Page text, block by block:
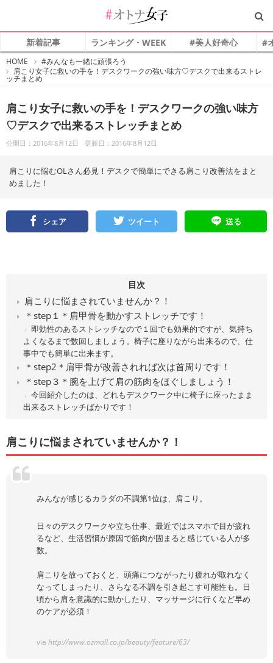
新着記事 ランキング・WEEK #美人好奇心 #
HOME
オ
ト
ナ
#みんなも一緒に頑張ろう
肩こり女子に救いの手を！デスクワークの強い味方♡デスクで出来るストレ
ッチまとめ
肩こり女子に救いの手を！デスクワークの強い味方
♡デスクで出来るストレッチまとめ
公開日：2016年8月12日 更新日：2016年8月12日
肩こりに悩むOLさん必見！デスクで簡単にできる肩こり改善法をまと
めました！
シェア ツイート 送る
目次
肩こりに悩まされていませんか？！
＊step１＊肩甲骨を動かすストレッチです！
即効性のあるストレッチなので１回でも効果的ですが、気持ち
よくなるまで数回しましょう。椅子に座りながら出来るので、仕
事中でも簡単に出来ます。
＊step2＊肩甲骨が改善されれば次は首周りです！
＊step３＊腕を上げて肩の筋肉をほぐしましょう！
今回紹介したのは、どれもデスクワーク中に椅子に座ったまま
出来るストレッチばかりです！
肩こりに悩まされていませんか？！
みんなが感じるカラダの不調第1位は、肩こり。
日々のデスクワークや立ち仕事、最近ではスマホで目が疲れ
るなど、生活習慣が原因で筋肉が固まると感じている人が多
数。
肩こりを放っておくと、頭痛につながったり疲れが取れなく
なってしまったり、さらなる不調を引き起こす可能性も。日
頃から肩を意識的に動かしたり、マッサージに行くなど早め
のケアが必須！
via http://www.ozmall.co.jp/beauty/feature/63/